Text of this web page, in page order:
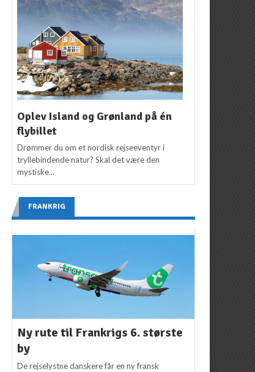
FLYSELSKABER , NYHEDER,
Qatar Airways åbner
rute til Chiang Mai i
Thailand
Redaktion 1. juni 2016
Uhørt lav pris for
Business Class til
Thailand: Fra kr.
8.945,- t/r
Flemming Poulsen
maj 2016
Oplev Island og Grønland på én
flybillet
Drømmer du om et nordisk rejseeventyr i
tryllebindende natur? Skal det være den
mystiske...
FRANKRIG
Ny rute til Frankrigs 6. største
by
De rejselystne danskere får en ny fransk